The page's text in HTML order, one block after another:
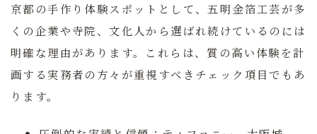
京都の手作り体験スポットとして、五明金箔工芸が多
くの企業や寺院、文化人から選ばれ続けているのには
明確な理由があります。これらは、質の高い体験を計
画する実務者の方々が重視すべきチェック項目でもあ
ります。